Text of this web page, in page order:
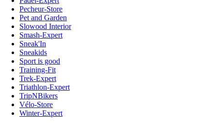
Pecheur-Store
Pet and Garden
Slowood Interior
Smash-Expert
Sneak'In
Sneakids
Sport is good
Training-Fit
Trek-Expert
Triathlon-Expert
TripNBikers
Vélo-Store
Winter-Expert